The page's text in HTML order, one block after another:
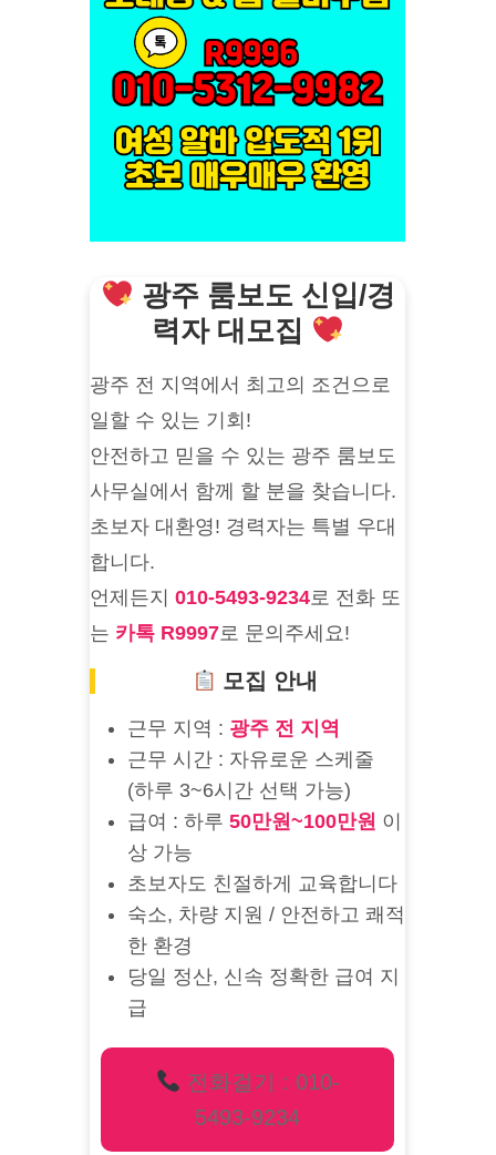
광주 룸보도 신입/경
력자 대모집
광주 전 지역에서 최고의 조건으로
일할 수 있는 기회!
안전하고 믿을 수 있는 광주 룸보도
사무실에서 함께 할 분을 찾습니다.
초보자 대환영! 경력자는 특별 우대
합니다.
언제든지010-5493-9234로 전화 또
는 카톡 R9997로 문의주세요!
모집 안내
근무 지역 : 광주 전 지역
근무 시간 : 자유로운 스케줄
(하루 3~6시간 선택 가능)
급여 : 하루50만원~100만원 이
상 가능
초보자도 친절하게 교육합니다
숙소, 차량 지원 / 안전하고 쾌적
한 환경
당일 정산, 신속 정확한 급여 지
급
전화걸기 : 010-
5493-9234